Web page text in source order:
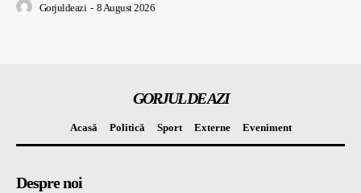
Gorjuldeazi - 8 August 2026
GORJUL DE AZI
Acasă Politică Sport Externe Eveniment
Despre noi